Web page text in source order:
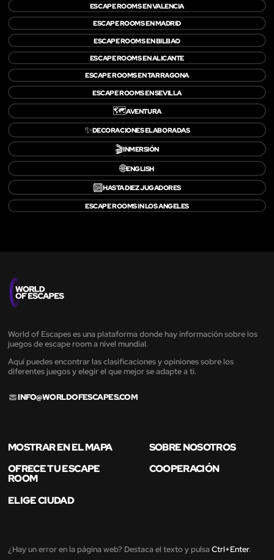
ESCAPE ROOMS EN VALENCIA
ESCAPE ROOMS EN MADRID
ESCAPE ROOMS EN BILBAO
ESCAPE ROOMS EN ALICANTE
ESCAPE ROOMS EN TARRAGONA
ESCAPE ROOMS EN SEVILLA
🗺️AVENTURA
✨DECORACIONES ELABORADAS
🎬INMERSIÓN
🌐ENGLISH
🔟HASTA DIEZ JUGADORES
ESCAPE ROOMS IN LOS ANGELES
World of Escapes es una plataforma donde hay información sobre los
juegos de escape room a nivel mundial.
Aquí puedes encontrar las clasificaciones y opiniones sobre los
diferentes juegos y elegir el que mejor se adapte a ti.
INFO@WORLDOFESCAPES.COM
MOSTRAR EN EL MAPA
SOBRE NOSOTROS
OFRECE TU ESCAPE
ROOM
COOPERACIÓN
ELIGE CIUDAD
¿Hay un error en la página web? Destaca el texto y pulsa Ctrl+Enter.